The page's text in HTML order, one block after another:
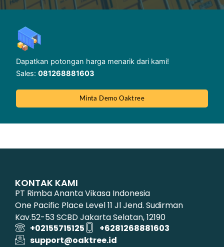
Dapatkan potongan harga menarik dari kami!
Sales: 081268881603
Minta Demo Oaktree
KONTAK KAMI
PT Rimba Ananta Vikasa Indonesia
One Pacific Place Level 11 Jl Jend. Sudirman
Kav.52-53 SCBD Jakarta Selatan, 12190
+02155715125
+6281268881603
support@oaktree.id